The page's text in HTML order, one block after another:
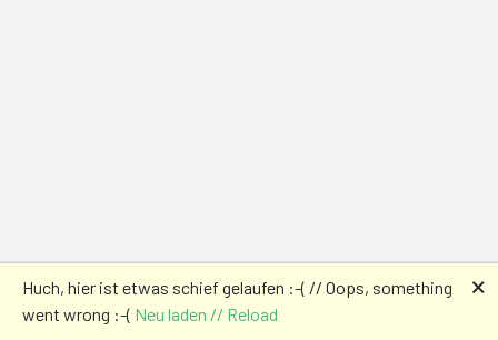
Huch, hier ist etwas schief gelaufen :-( // Oops, something
went wrong :-( Neu laden // Reload
🗙